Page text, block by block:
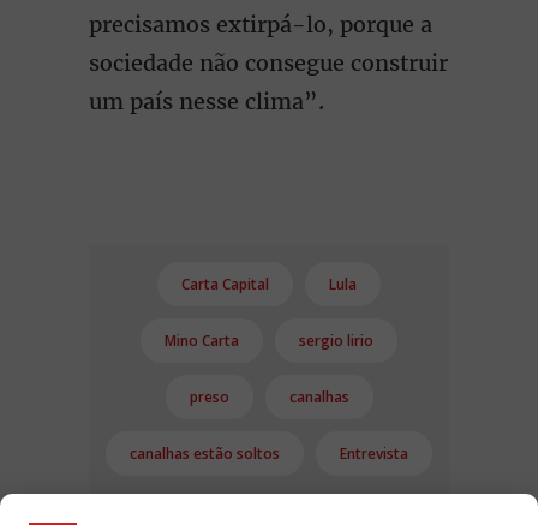
precisamos extirpá-lo, porque a
sociedade não consegue construir
um país nesse clima”.
Carta Capital Lula
Mino Carta sergio lirio
preso canalhas
canalhas estão soltos Entrevista